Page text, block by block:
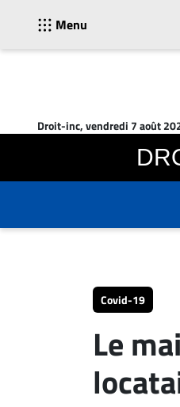
Menu
Droit-inc, vendredi 7 août
En
Nominations
Conseillers
CARRIÈRE
Covid-19
Le